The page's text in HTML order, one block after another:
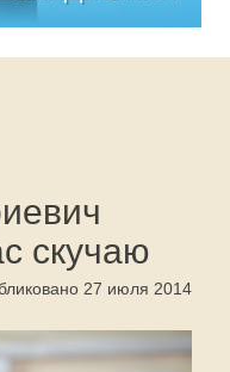
скучаю
27 июля 2014